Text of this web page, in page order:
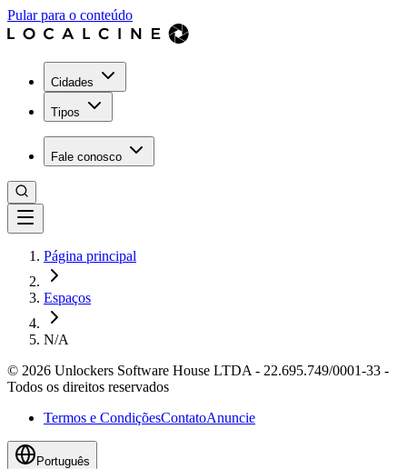
Pular para o conteúdo
Cidades
Tipos
Fale conosco
Página principal
Espaços
N/A
© 2026 Unlockers Software House LTDA - 22.695.749/0001-33 -
Todos os direitos reservados
Termos e CondiçõesContatoAnuncie
Português